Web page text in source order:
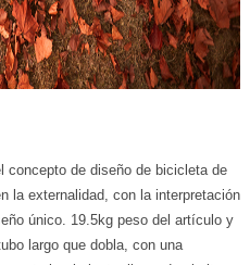
concepto de diseño de bicicleta de
la externalidad, con la interpretación
único. 19.5kg peso del artículo y
largo que dobla, con una